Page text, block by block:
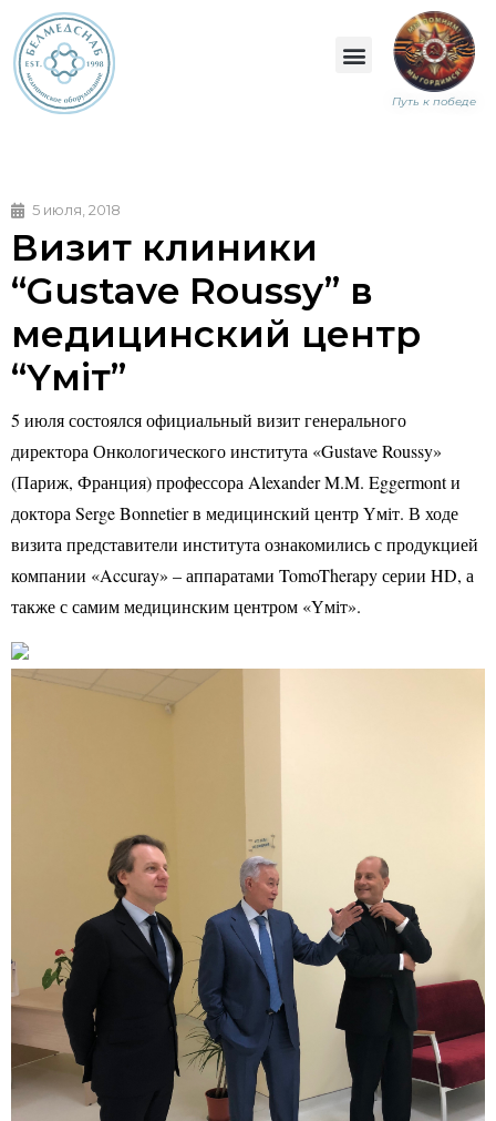
Путь к победе
5 июля, 2018
Визит клиники
“Gustave Roussy” в
медицинский центр
“Yмiт”
5 июлясостоялся официальный визит генерального
директора Онкологического института «Gustave Roussy»
(Париж, Франция) профессора Alexander M.M. Eggermont и
доктора Serge Bonnetier в медицинский центр Үміт. В ходе
визита представители института ознакомились с продукцией
компании «Accuray» – аппаратами TomoTherapy серии HD, а
также с самим медицинским центром «Үміт».